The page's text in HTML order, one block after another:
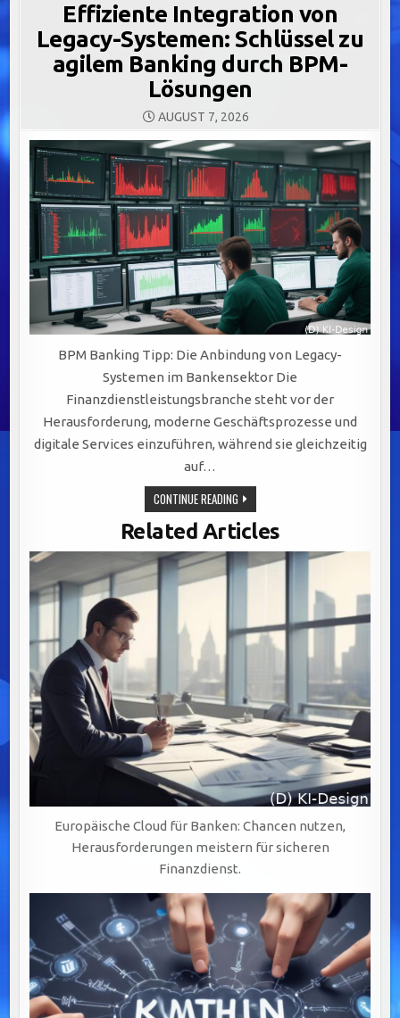
Effiziente Integration von
Legacy-Systemen: Schlüssel zu
agilem Banking durch BPM-
Lösungen
AUGUST 7, 2026
BPM Banking Tipp: Die Anbindung von Legacy-
Systemen im Bankensektor Die
Finanzdienstleistungsbranche steht vor der
Herausforderung, moderne Geschäftsprozesse und
digitale Services einzuführen, während sie gleichzeitig
auf…
CONTINUE READINGEFFIZIENTE
INTEGRATION
VON
LEGACY-
SYSTEMEN:
SCHLÜSSEL
ZU
LÖSUNGEN
Related Articles
Europäische Cloud für Banken: Chancen nutzen,
Herausforderungen meistern für sicheren
Finanzdienst.